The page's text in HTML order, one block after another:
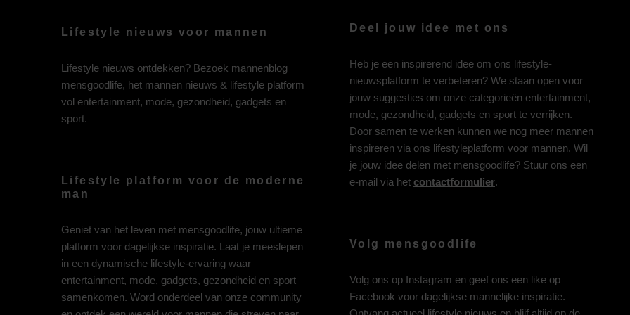
Lifestyle nieuws voor mannen
Lifestyle nieuws ontdekken? Bezoek mannenblog
mensgoodlife, het mannen nieuws & lifestyle platform
vol entertainment, mode, gezondheid, gadgets en
sport.
Lifestyle platform voor de moderne
man
Geniet van het leven met mensgoodlife, jouw ultieme
platform voor dagelijkse inspiratie. Laat je meeslepen
in een dynamische lifestyle-ervaring waar
entertainment, mode, gadgets, gezondheid en sport
samenkomen. Word onderdeel van onze community
Deel jouw idee met ons
Heb je een inspirerend idee om ons lifestyle-
nieuwsplatform te verbeteren? We staan open voor
jouw suggesties om onze categorieën entertainment,
mode, gezondheid, gadgets en sport te verrijken.
Door samen te werken kunnen we nog meer mannen
inspireren via ons lifestyleplatform voor mannen. Wil
je jouw idee delen met mensgoodlife? Stuur ons een
e-mail via het contactformulier.
Volg mensgoodlife
Volg ons op Instagram en geef ons een like op
Facebook voor dagelijkse mannelijke inspiratie.